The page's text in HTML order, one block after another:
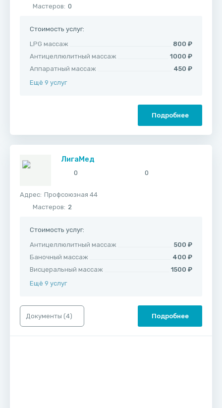
Мастеров: 0
Стоимость услуг:
LPG массаж
800 ₽
Антицеллюлитный массаж
1000 ₽
Аппаратный массаж
450 ₽
Ещё 9 услуг
Подробнее
ЛигаМед
0 0
Адрес: ​Профсоюзная 44
Мастеров: 2
Стоимость услуг:
Антицеллюлитный массаж
500 ₽
Баночный массаж
400 ₽
Висцеральный массаж
1500 ₽
Ещё 9 услуг
Документы (4) Подробнее